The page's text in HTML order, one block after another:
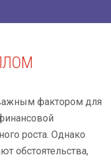
фактором для
роста. Однако
обстоятельства,